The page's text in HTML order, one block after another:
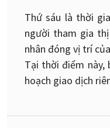
Thứ sáu là thời
người tham gia
nhân đóng vị trí
Tại thời điểm này,
hoạch giao dịch